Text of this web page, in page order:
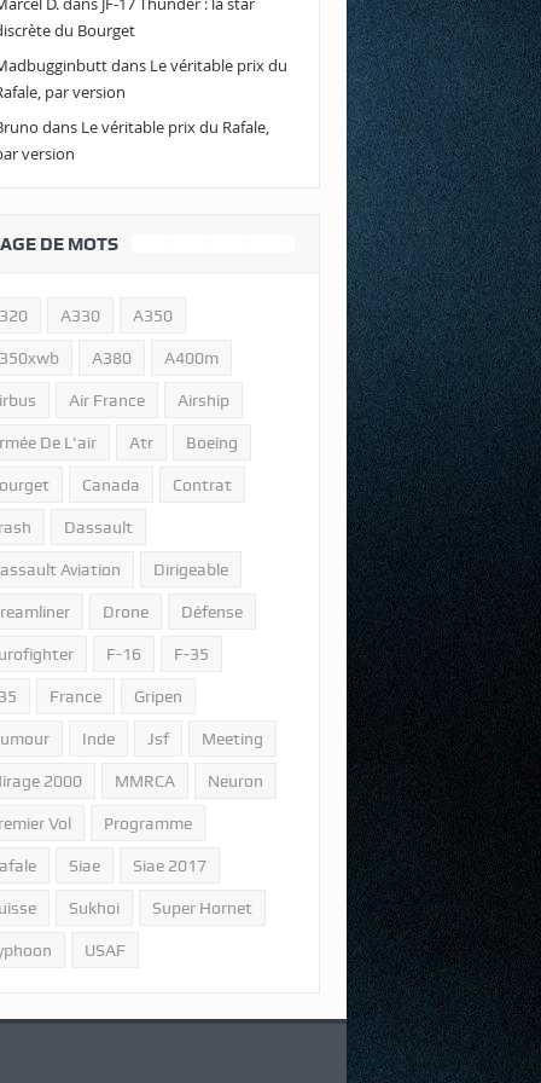
du Bourget
dans Le véritable prix du
par version
dans Le véritable prix du Rafale,
version
DE MOTS
A330 A350
A380 A400m
Air France Airship
De L'air Atr Boeing
Canada Contrat
Dassault
Aviation Dirigeable
Drone Défense
F-16 F-35
France Gripen
Inde Jsf Meeting
2000 MMRCA Neuron
Vol Programme
Siae Siae 2017
Sukhoi Super Hornet
USAF